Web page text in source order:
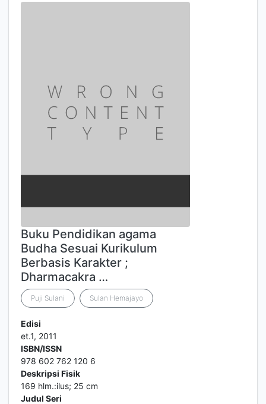
Buku Pendidikan agama
Budha Sesuai Kurikulum
Berbasis Karakter ;
Dharmacakra …
Puji Sulani Sulan Hemajayo
Edisi
et.1, 2011
ISBN/ISSN
978 602 762 120 6
Deskripsi Fisik
169 hlm.:ilus; 25 cm
Judul Seri